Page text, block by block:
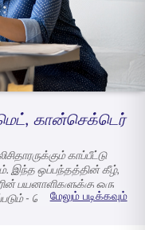
செலுத்துங்கள்
கான்செக்டெர்
காப்பீட்டு
இந்த ஒப்பந்தத்தின் கீழ்,
பயனாளிகளுக்கு ஒரு
- செலுத்த காப்பீட்டு
மேலும் படிக்கவும்